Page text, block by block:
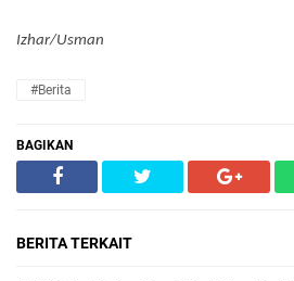
Izhar/Usman
#Berita
BAGIKAN
BERITA TERKAIT